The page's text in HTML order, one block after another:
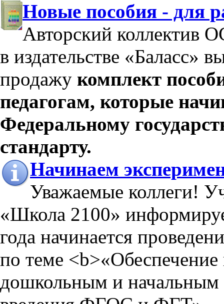
Новые пособия - для
Авторский коллектив
в издательстве «Баласс»
продажу комплект
педагогам, которые
Федеральному
стандарту.
Начинаем
Уважаемые коллеги!
«Школа 2100»
года начинается
по теме
дошкольным и начальным